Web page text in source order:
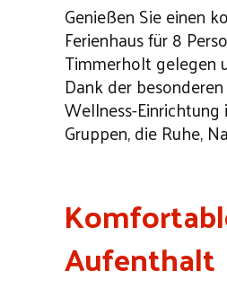
Genießen Sie einen
Ferienhaus für 8
Timmerholt gelegen
Dank der
Wellness-
Gruppen, die Ruhe,
Aufenthalt